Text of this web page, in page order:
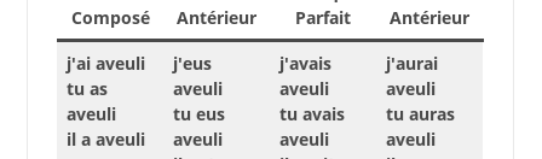
Composé
Antérieur
Parfait
Antérieur
j'ai aveuli
tu as
aveuli
il a aveuli
j'eus
aveuli
tu eus
aveuli
j'avais
aveuli
tu avais
aveuli
j'aurai
aveuli
tu auras
aveuli